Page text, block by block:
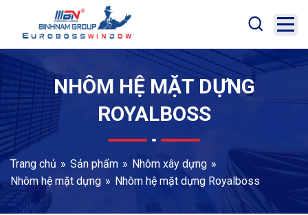
NHÔM HỆ MẶT DỰNG
ROYALBOSS
Trang chủ Sản phẩm
Nhôm xây dựng
Nhôm hệ mặt dựng
Nhôm hệ mặt dựng Royalboss